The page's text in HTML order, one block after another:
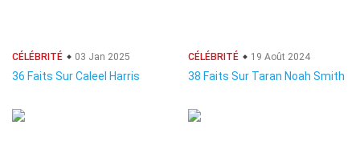
CÉLÉBRITÉ 03 Jan 2025
36 Faits Sur Caleel Harris
CÉLÉBRITÉ 19 Août 2024
38 Faits Sur Taran Noah Smith